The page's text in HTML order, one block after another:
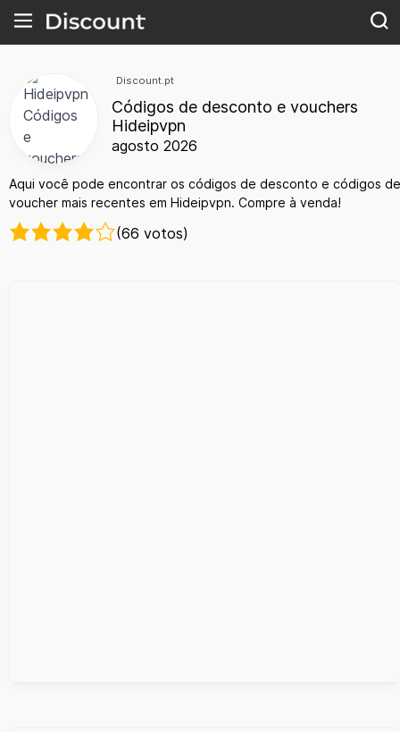
Discount.pt
Códigos de desconto e vouchers
Hideipvpn
agosto 2026
Aqui você pode encontrar os códigos de desconto e códigos de
voucher mais recentes em Hideipvpn. Compre à venda!
(66 votos)